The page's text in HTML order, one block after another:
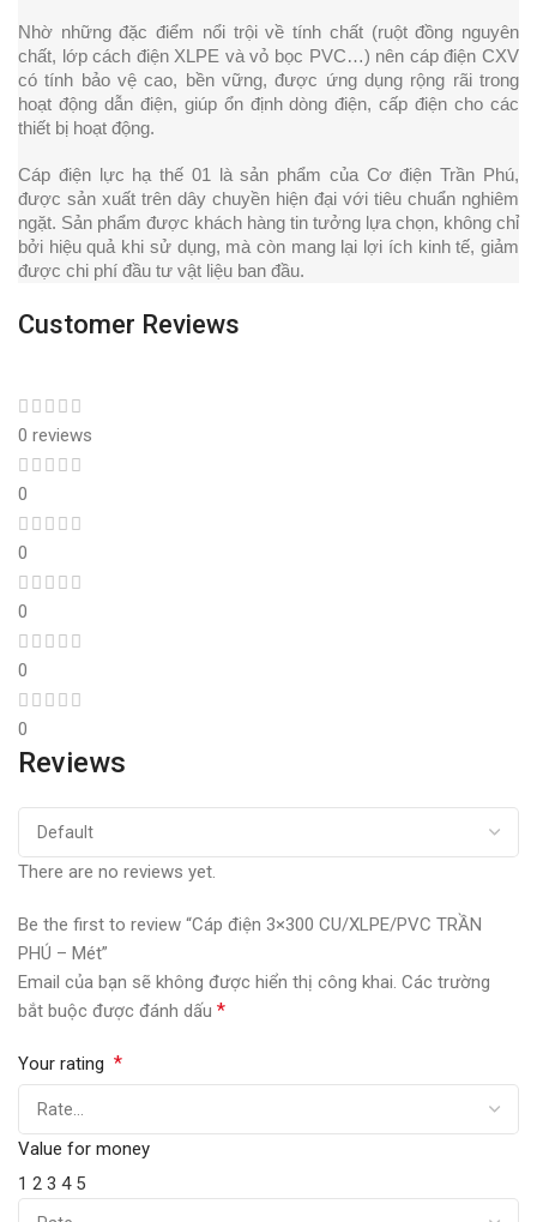
Nhờ những đặc điểm nổi trội về tính chất (ruột đồng nguyên
chất, lớp cách điện XLPE và vỏ bọc PVC…) nên cáp điện CXV
có tính bảo vệ cao, bền vững, được ứng dụng rộng rãi trong
hoạt động dẫn điện, giúp ổn định dòng điện, cấp điện cho các
thiết bị hoạt động.
Cáp điện lực hạ thế 01 là sản phẩm của Cơ điện Trần Phú,
được sản xuất trên dây chuyền hiện đại với tiêu chuẩn nghiêm
ngặt. Sản phẩm được khách hàng tin tưởng lựa chọn, không chỉ
bởi hiệu quả khi sử dụng, mà còn mang lại lợi ích kinh tế, giảm
được chi phí đầu tư vật liệu ban đầu.
Customer Reviews
0 reviews
0
0
0
0
0
Reviews
There are no reviews yet.
Be the first to review “Cáp điện 3×300 CU/XLPE/PVC TRẦN
PHÚ – Mét”
Email của bạn sẽ không được hiển thị công khai. Các trường
bắt buộc được đánh dấu *
Your rating *
Value for money
1 2 3 4 5